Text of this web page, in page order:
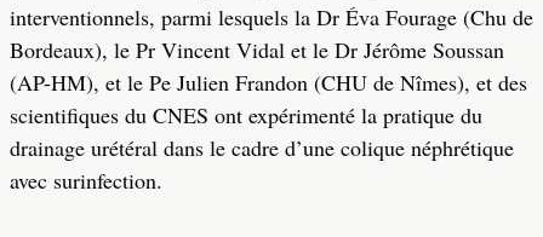
interventionnels, parmi lesquels la Dr Éva Fourage (Chu de
Bordeaux), le Pr Vincent Vidal et le Dr Jérôme Soussan
(AP-HM), et le Pe Julien Frandon (CHU de Nîmes), et des
scientifiques du CNES ont expérimenté la pratique du
drainage urétéral dans le cadre d’une colique néphrétique
avec surinfection.